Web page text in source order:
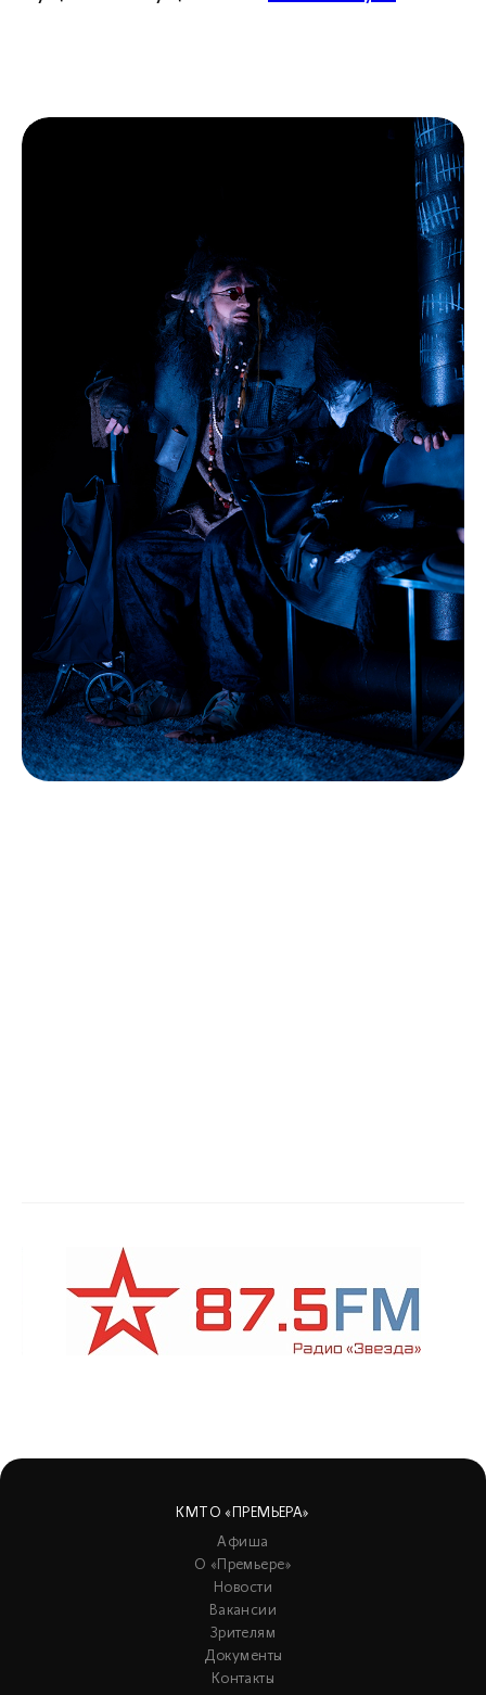
КМТО «ПРЕМЬЕРА»
Афиша
О «Премьере»
Новости
Вакансии
Зрителям
Документы
Контакты